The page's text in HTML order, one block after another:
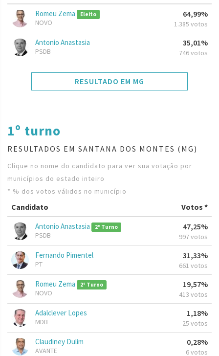
Romeu Zema Eleito
NOVO
64,99%
1.385 votos
Antonio Anastasia
PSDB
35,01%
746 votos
RESULTADO EM MG
1º turno
RESULTADOS EM SANTANA DOS MONTES (MG)
Clique no nome do candidato para ver sua votação por
municípios do estado inteiro
* % dos votos válidos no município
Candidato Votos *
Antonio Anastasia 2º Turno
PSDB
47,25%
997 votos
Fernando Pimentel
PT
31,33%
661 votos
Romeu Zema 2º Turno
NOVO
19,57%
413 votos
Adalclever Lopes
MDB
1,18%
25 votos
Claudiney Dulim
AVANTE
0,28%
6 votos